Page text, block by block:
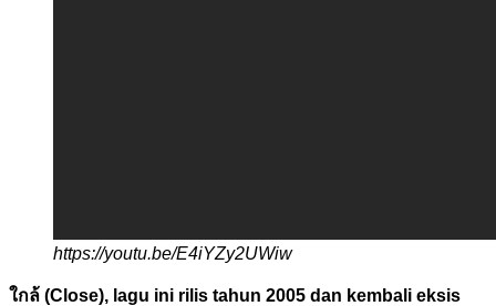
https://youtu.be/E4iYZy2UWiw
ใกล้ (Close), lagu ini rilis tahun 2005 dan kembali eksis